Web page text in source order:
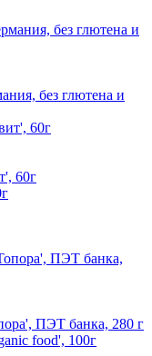
без глютена и
60г
ПЭТ банка, 280 г